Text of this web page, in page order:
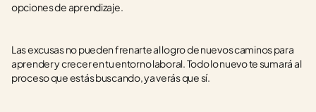
opciones de aprendizaje.
Las excusas no pueden frenarte al logro de nuevos caminos para
aprender y crecer en tu entorno laboral. Todo lo nuevo te sumará al
proceso que estás buscando, ya verás que sí.